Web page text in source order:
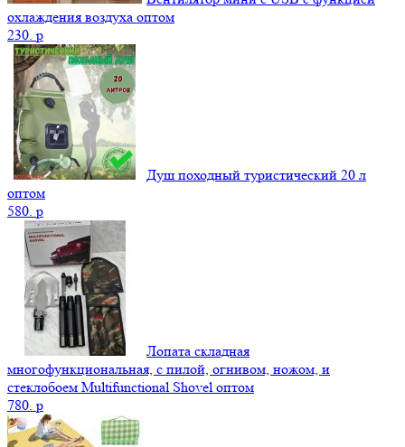
охлаждения воздуха оптом
230. p
Душ походный туристический 20 л
оптом
580. p
Лопата складная
многофункциональная, с пилой, огнивом, ножом, и
стеклобоем Multifunctional Shovel оптом
780. p